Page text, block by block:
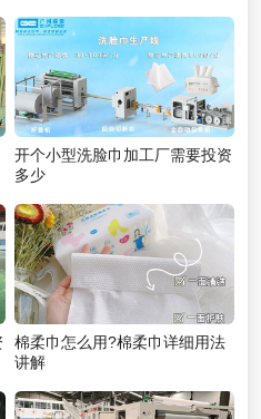
开个小型洗脸巾加工厂需要投资
多少
棉柔巾怎么用?棉柔巾详细用法
讲解